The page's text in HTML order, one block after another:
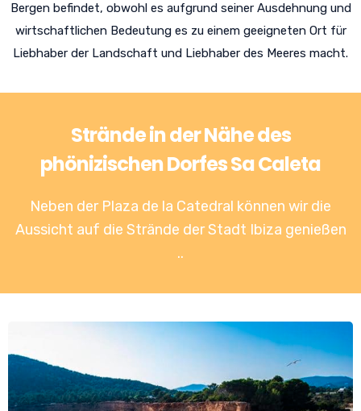
Bergen befindet, obwohl es aufgrund seiner Ausdehnung und
wirtschaftlichen Bedeutung es zu einem geeigneten Ort für
Liebhaber der Landschaft und Liebhaber des Meeres macht.
Strände in der Nähe des
phönizischen Dorfes Sa Caleta
Neben der Plaza de la Catedral können wir die
Aussicht auf die Strände der Stadt Ibiza genießen
..